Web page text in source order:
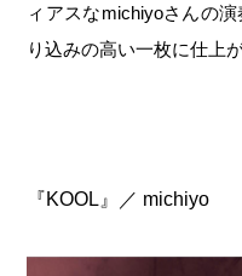
ィアスなmichiyoさんの
り込みの高い一枚に仕上
『KOOL 』／ michiyo